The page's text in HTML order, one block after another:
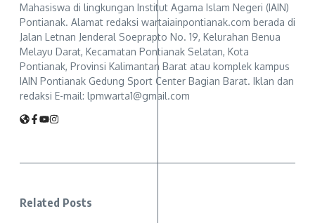
Mahasiswa di lingkungan Institut Agama Islam Negeri (IAIN)
Pontianak. Alamat redaksi wartaiainpontianak.com berada di
Jalan Letnan Jenderal Soeprapto No. 19, Kelurahan Benua
Melayu Darat, Kecamatan Pontianak Selatan, Kota
Pontianak, Provinsi Kalimantan Barat atau komplek kampus
IAIN Pontianak Gedung Sport Center Bagian Barat. Iklan dan
redaksi E-mail: lpmwarta1@gmail.com
Related Posts